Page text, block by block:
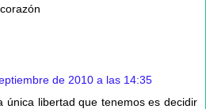
de 2010 a las 14:35
única libertad que tenemos es decidir